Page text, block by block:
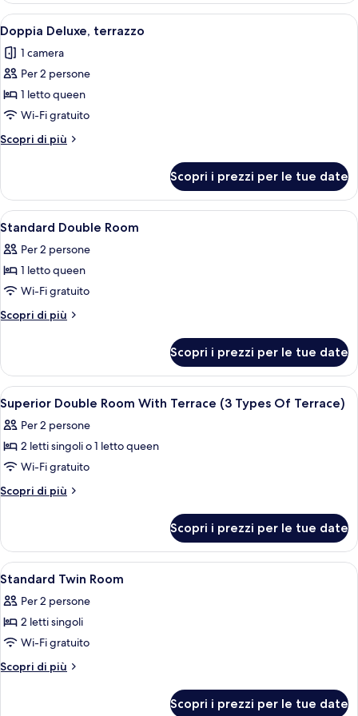
Apri
tutte
le
foto
per
Doppia
Deluxe,
terrazzo
Una camera d'albergo con un letto,
11
Doppia Deluxe, terrazzo
1 camera
Per 2 persone
1 letto queen
Wi-Fi gratuito
Scopri di più
Altri
Deluxe,
terrazzo
Scopri i prezzi per le tue date
Apri
tutte
le
foto
per
Standard
Una camera d'albergo con un letto,
5
Standard Double Room
Per 2 persone
1 letto queen
Wi-Fi gratuito
Scopri di più
Altri
Double
Room
Scopri i prezzi per le tue date
Apri
tutte
le
foto
per
Superior
With
Terrace
(3
Types
Of
Terrace)
Una camera d'albergo con un letto,
18
Superior Double Room With Terrace (3 Types Of Terrace)
Per 2 persone
2 letti singoli o 1 letto queen
Wi-Fi gratuito
Scopri di più
Altri
Double
Room
With
(3
Types
Terrace)
Scopri i prezzi per le tue date
Apri
tutte
le
foto
per
Standard
Una camera d'albergo con due letti,
5
Standard Twin Room
Per 2 persone
2 letti singoli
Wi-Fi gratuito
Scopri di più
Altri
Scopri i prezzi per le tue date